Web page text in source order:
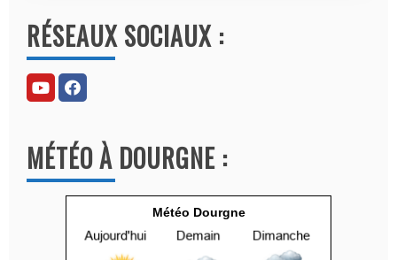
t
e
r
n
t
i
RÉSEAUX SOCIAUX :
MÉTÉO À DOURGNE :
Météo Dourgne